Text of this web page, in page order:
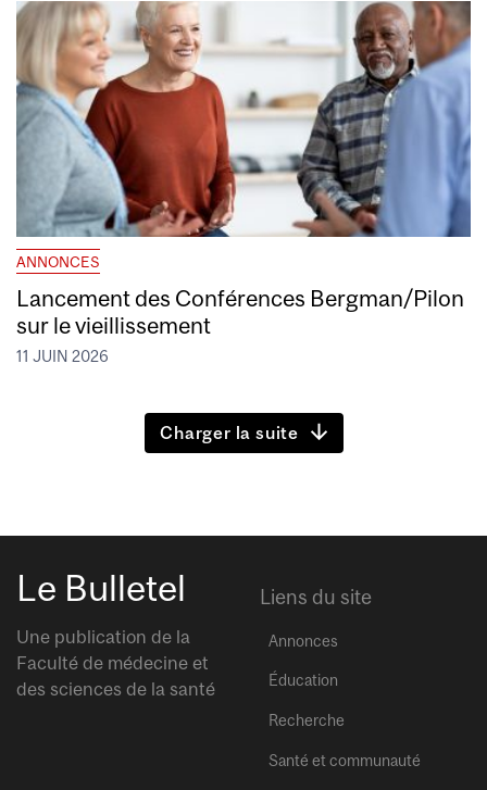
ANNONCES
Lancement des Conférences Bergman/Pilon
sur le vieillissement
11 JUIN 2026
Charger la suite
Le Bulletel
Une publication de la
Faculté de médecine et
des sciences de la santé
Liens du site
Annonces
Éducation
Recherche
Santé et communauté